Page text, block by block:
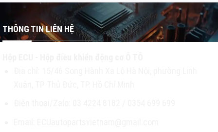
THÔNG TIN LIÊN HỆ